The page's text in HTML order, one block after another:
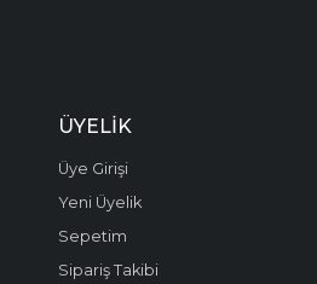
ÜYELIK
Üye Girişi
Yeni Üyelik
Sepetim
Sipariş Takibi